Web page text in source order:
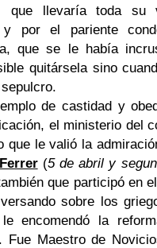
que llevaría toda su
y por el pariente
que se le había
quitársela sino
de castidad y
el ministerio del
que le valió la
(5 de abril y
que participó en
sobre los
encomendó la
Fue Maestro de